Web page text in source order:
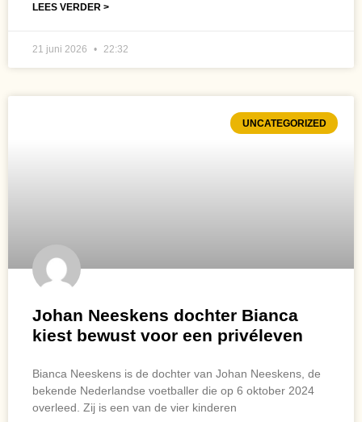
LEES VERDER >
21 juni 2026 22:32
UNCATEGORIZED
Johan Neeskens dochter Bianca
kiest bewust voor een privéleven
Bianca Neeskens is de dochter van Johan Neeskens, de
bekende Nederlandse voetballer die op 6 oktober 2024
overleed. Zij is een van de vier kinderen